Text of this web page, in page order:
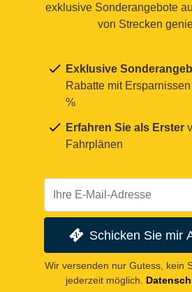
exklusive Sonderangebote
von Strecken
Exklusive
Rabatte mit
%
Erfahren Sie als Erster
Fahrplänen
Schicken Sie mir
Wir versenden nur Gutess, kein
jederzeit möglich.